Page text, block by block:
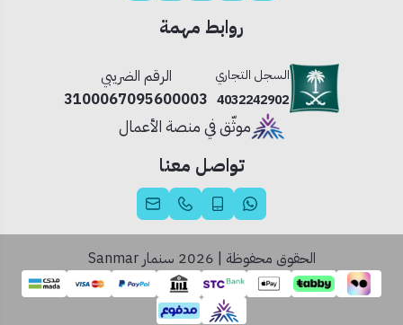
استخدم الإضاءة البيضاء في بيئات العمل أو الدراسة، والإضاءة
الصفراء لخلق أجواء مريحة في غرف المعيشة أو النوم.
روابط مهمة
السجل التجاري
4032242902
الرقم الضريبي
3100067095600003
موثّق في منصة الأعمال
تواصل معنا
الحقوق محفوظة | 2026 سنمار Sanmar